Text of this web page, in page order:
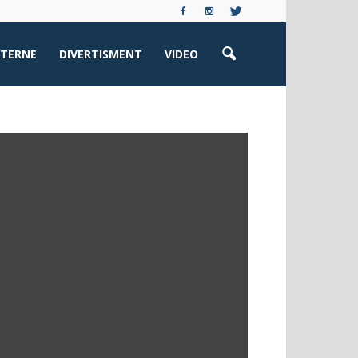
DIVERTISMENT VIDEO